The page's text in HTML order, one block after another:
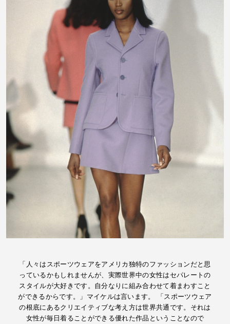
「人々はスポーツウェアをアメリカ独特のファッションだと思
っているかもしれませんが、実際世界中の女性はセパレートの
スタイルが大好きです。自分なりに組み合わせて着まわすこと
ができるからです。」マイケルは言います。 「スポーツウェア
の根底にあるクリエイティブな考え方は世界共通です。それは
女性が毎日着ることができる優れた作品ということなので